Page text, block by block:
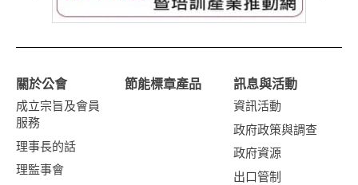
關於公會
成立宗旨及會員
服務
理事長的話
理監事會
節能標章產品
訊息與活動
資訊活動
政府政策與調查
政府資源
出口管制